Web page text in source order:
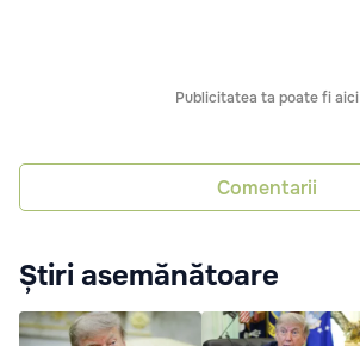
Publicitatea ta poate fi aici
Comentarii
Știri asemănătoare